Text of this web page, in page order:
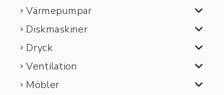
Värmepumpar
Diskmaskiner
Dryck
Ventilation
Möbler